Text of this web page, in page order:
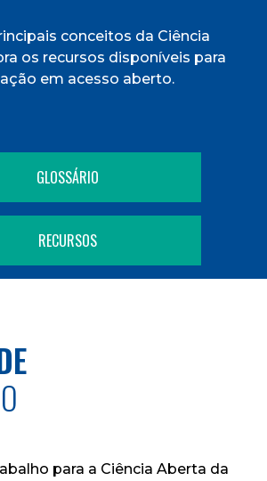
conceitos da Ciência
os recursos disponíveis para
em acesso aberto.
GLOSSÁRIO
RECURSOS
para a Ciência Aberta da